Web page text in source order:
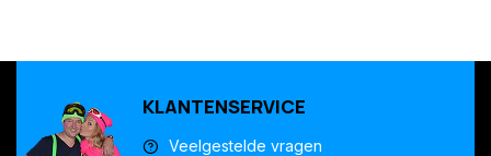
KLANTENSERVICE
Veelgestelde vragen